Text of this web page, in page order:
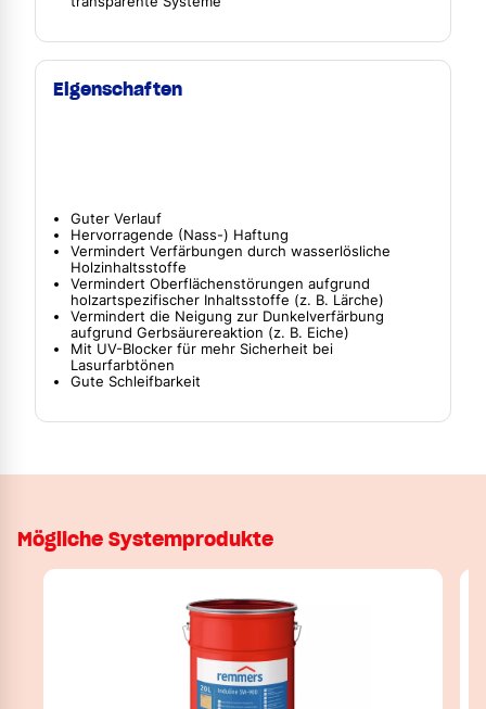
Eigenschaften
Guter Verlauf
Hervorragende (Nass-) Haftung
Vermindert Verfärbungen durch wasserlösliche
Holzinhaltsstoffe
Vermindert Oberflächenstörungen aufgrund
holzartspezifischer Inhaltsstoffe (z. B. Lärche)
Vermindert die Neigung zur Dunkelverfärbung
aufgrund Gerbsäurereaktion (z. B. Eiche)
Mit UV-Blocker für mehr Sicherheit bei
Lasurfarbtönen
Gute Schleifbarkeit
Mögliche Systemprodukte